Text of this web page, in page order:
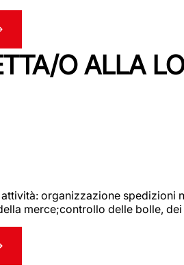
O ALLA
organizzazione
merce;controllo delle bolle,